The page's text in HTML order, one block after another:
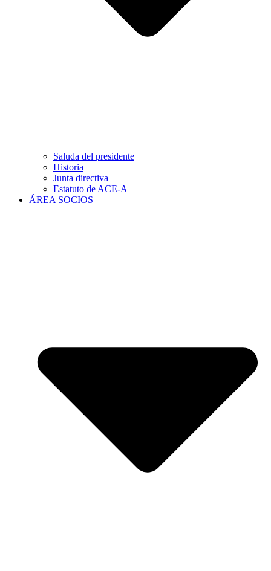
Saluda del presidente
Historia
Junta directiva
Estatuto de ACE-A
ÁREA SOCIOS